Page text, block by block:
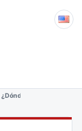
está el piso actual